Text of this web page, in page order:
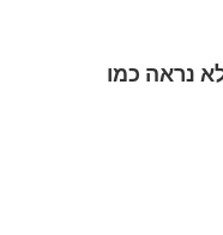
נראה כמו